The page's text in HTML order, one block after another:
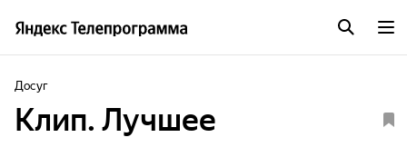
Досуг
Клип. Лучшее